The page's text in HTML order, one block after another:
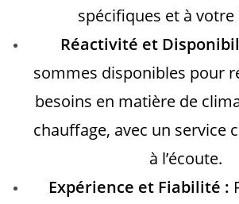
spécifiques et à votre
Réactivité et
sommes disponibles pour
besoins en matière de
chauffage, avec un service
à l’écoute.
Expérience et Fiabilité :